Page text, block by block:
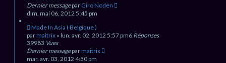
Dernier messagepar Giro Noden
dim. mai 06, 2012 5:45 pm
Made In Asia ( Belgique )
parmaitrix » lun. avr. 02, 2012 5:57 pm6 Réponses
39983 Vues
Dernier messageparmaitrix
mar. avr. 03, 2012 4:50 pm